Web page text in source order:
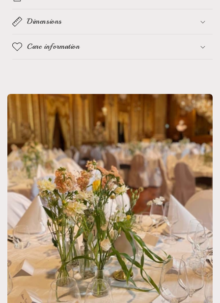
Dimensions
Care information